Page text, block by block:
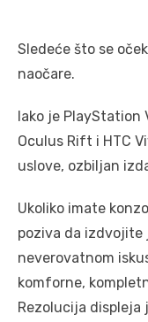
Sledeće što se
naočare.
Iako je
Oculus Rift i HTC
uslove, ozbiljan
Ukoliko imate
poziva da izdvojite
neverovatnom
komforne,
Rezolucija displeja